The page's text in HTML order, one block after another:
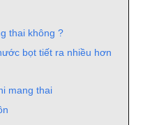
thai không ?
bọt tiết ra nhiều hơn
mang thai